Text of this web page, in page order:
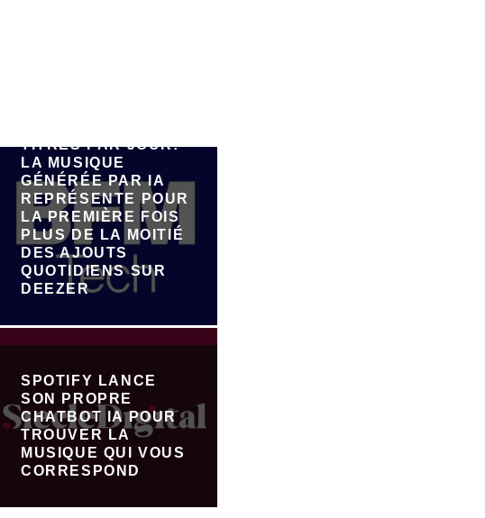
TITRES PAR JOUR:
LA MUSIQUE
GÉNÉRÉE PAR IA
REPRÉSENTE POUR
LA PREMIÈRE FOIS
PLUS DE LA MOITIÉ
DES AJOUTS
QUOTIDIENS SUR
DEEZER
SPOTIFY LANCE
SON PROPRE
CHATBOT IA POUR
TROUVER LA
MUSIQUE QUI VOUS
CORRESPOND